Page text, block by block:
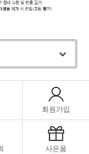
회원가입
사은품